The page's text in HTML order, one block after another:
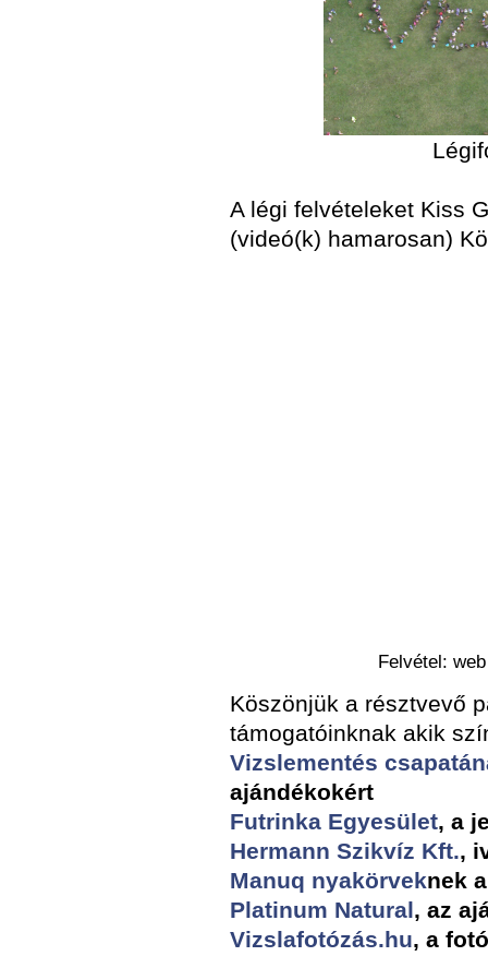
A légi felvételeket Kiss
(videó(k) hamarosan)
Felvétel:
Köszönjük a résztvevő
támogatóinknak akik
Vizslementés
ajándékokért
Futrinka Egyesület, a
Hermann Szikvíz Kft.,
Manuq nyakörveknek
Platinum Natural, az
Vizslafotózás.hu, a